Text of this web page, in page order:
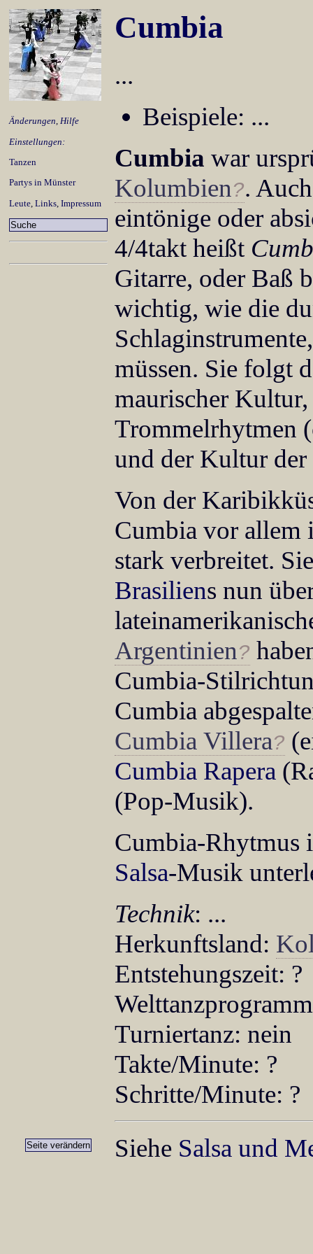
Änderungen, Hilfe
Einstellungen:
Tanzen
Partys in Münster
Leute Links Impressum
Cumbia
...
Beispiele: ...
Cumbia war
Kolumbien .
eintönige oder
4/4takt heißt
Gitarre, oder Baß
wichtig, wie die
müssen. Sie folgt
maurischer
Trommelrhytmen
und der Kultur
Von der
Cumbia vor allem
stark verbreitet.
Brasiliens nun
Argentinien
Cumbia-
Cumbia
Cumbia Villera
Cumbia Rapera
(Pop-Musik).
Cumbia-Rhytmus
Salsa-Musik
Technik: ...
Herkunftsland:
Entstehungszeit: ?
Turniertanz: nein
Takte/Minute: ?
Schritte/Minute: ?
Siehe Salsa und